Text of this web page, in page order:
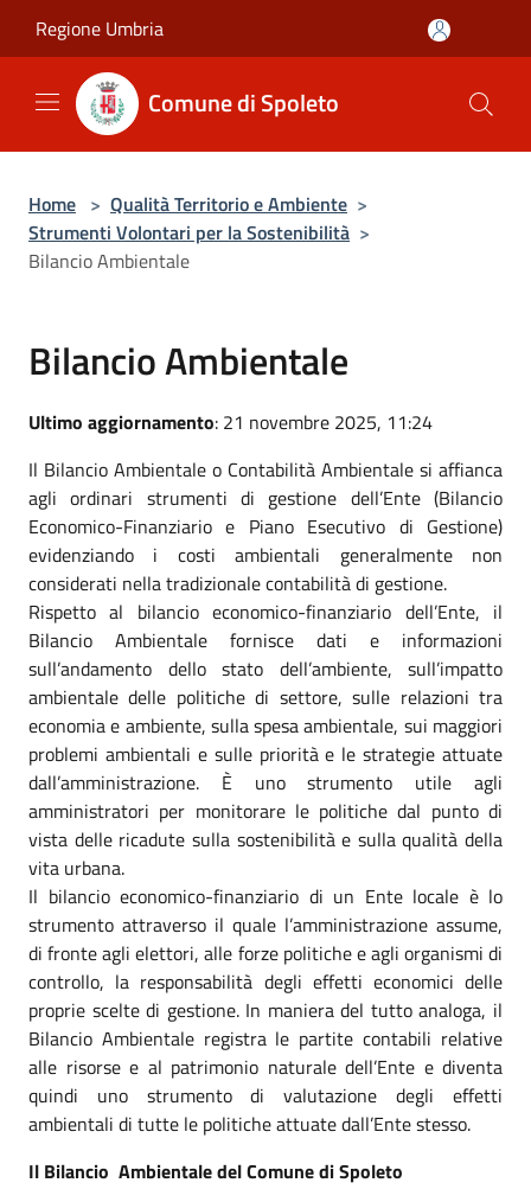
Regione Umbria
Comune di Spoleto
Home > Qualità Territorio e Ambiente >
Strumenti Volontari per la Sostenibilità >
Bilancio Ambientale
Bilancio Ambientale
Ultimo aggiornamento: 21 novembre 2025, 11:24
Il Bilancio Ambientale o Contabilità Ambientale si affianca
agli ordinari strumenti di gestione dell’Ente (Bilancio
Economico-Finanziario e Piano Esecutivo di Gestione)
evidenziando i costi ambientali generalmente non
considerati nella tradizionale contabilità di gestione.
Rispetto al bilancio economico-finanziario dell’Ente, il
Bilancio Ambientale fornisce dati e informazioni
sull’andamento dello stato dell’ambiente, sull’impatto
ambientale delle politiche di settore, sulle relazioni tra
economia e ambiente, sulla spesa ambientale, sui maggiori
problemi ambientali e sulle priorità e le strategie attuate
dall’amministrazione. È uno strumento utile agli
amministratori per monitorare le politiche dal punto di
vista delle ricadute sulla sostenibilità e sulla qualità della
vita urbana.
Il bilancio economico-finanziario di un Ente locale è lo
strumento attraverso il quale l’amministrazione assume,
di fronte agli elettori, alle forze politiche e agli organismi di
controllo, la responsabilità degli effetti economici delle
proprie scelte di gestione. In maniera del tutto analoga, il
Bilancio Ambientale registra le partite contabili relative
alle risorse e al patrimonio naturale dell’Ente e diventa
quindi uno strumento di valutazione degli effetti
ambientali di tutte le politiche attuate dall’Ente stesso.
Il Bilancio Ambientale del Comune di Spoleto